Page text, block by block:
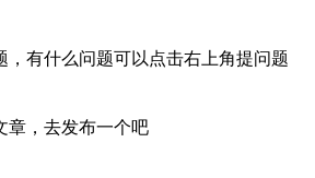
，有什么问题可以点击右上角提问题
章，去发布一个吧